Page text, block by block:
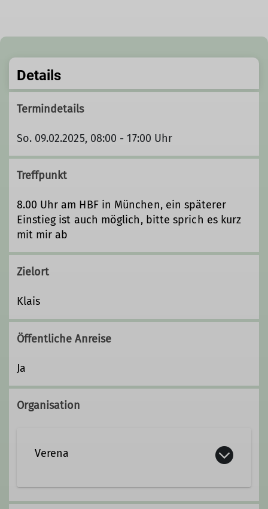
Details
Termindetails
So. 09.02.2025, 08:00 - 17:00 Uhr
Treffpunkt
8.00 Uhr am HBF in München, ein späterer
Einstieg ist auch möglich, bitte sprich es kurz
mit mir ab
Zielort
Klais
Öffentliche Anreise
Ja
Organisation
Verena
017664097053